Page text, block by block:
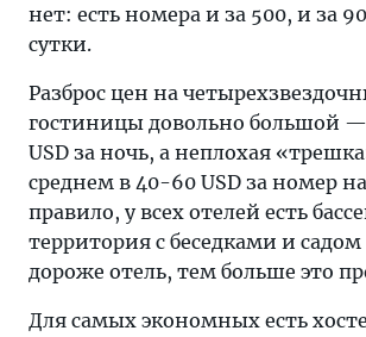
нет: есть номера и за 500, и за
сутки.
Разброс цен на
гостиницы довольно большой —
USD за ночь, а неплохая
среднем в 40-60 USD за номер
правило, у всех отелей есть
территория с беседками и
дороже отель, тем больше это
Для самых экономных есть